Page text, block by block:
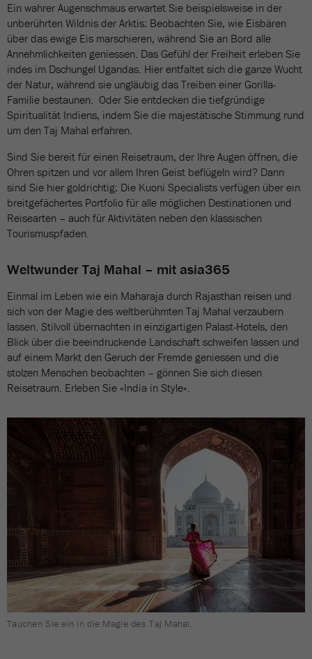
Ein wahrer Augenschmaus erwartet Sie beispielsweise in der
unberührten Wildnis der Arktis: Beobachten Sie, wie Eisbären
über das ewige Eis marschieren, während Sie an Bord alle
Annehmlichkeiten geniessen. Das Gefühl der Freiheit erleben Sie
indes im Dschungel Ugandas. Hier entfaltet sich die ganze Wucht
der Natur, während sie ungläubig das Treiben einer Gorilla-
Familie bestaunen. Oder Sie entdecken die tiefgründige
Spiritualität Indiens, indem Sie die majestätische Stimmung rund
um den Taj Mahal erfahren.
Sind Sie bereit für einen Reisetraum, der Ihre Augen öffnen, die
Ohren spitzen und vor allem Ihren Geist beflügeln wird? Dann
sind Sie hier goldrichtig: Die Kuoni Specialists verfügen über ein
breitgefächertes Portfolio für alle möglichen Destinationen und
Reisearten – auch für Aktivitäten neben den klassischen
Tourismuspfaden.
Weltwunder Taj Mahal – mit asia365
Einmal im Leben wie ein Maharaja durch Rajasthan reisen und
sich von der Magie des weltberühmten Taj Mahal verzaubern
lassen. Stilvoll übernachten in einzigartigen Palast-Hotels, den
Blick über die beeindruckende Landschaft schweifen lassen und
auf einem Markt den Geruch der Fremde geniessen und die
stolzen Menschen beobachten – gönnen Sie sich diesen
Reisetraum. Erleben Sie «India in Style».
Tauchen Sie ein in die Magie des Taj Mahal.